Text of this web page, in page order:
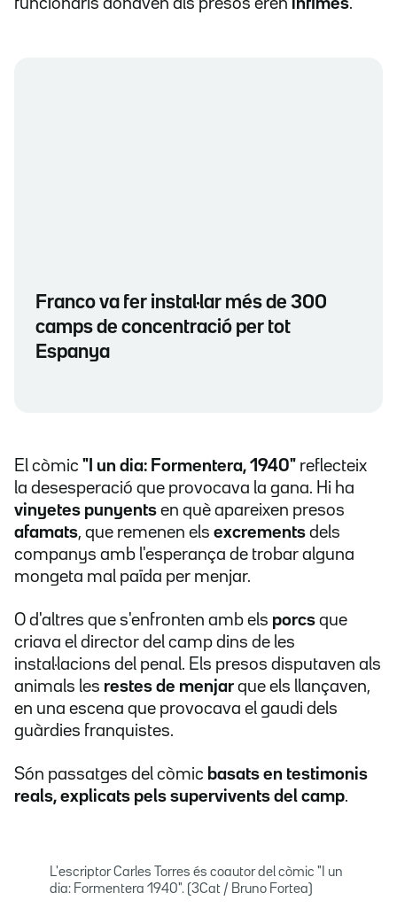
funcionaris donaven als presos eren ínfimes.
Franco va fer instal·lar més de 300
camps de concentració per tot
Espanya
El còmic "I un dia: Formentera, 1940" reflecteix
la desesperació que provocava la gana. Hi ha
vinyetes punyents en què apareixen presos
afamats, que remenen els excrements dels
companys amb l'esperança de trobar alguna
mongeta mal païda per menjar.
O d'altres que s'enfronten amb els porcs que
criava el director del camp dins de les
instal·lacions del penal. Els presos disputaven als
animals les restes de menjar que els llançaven,
en una escena que provocava el gaudi dels
guàrdies franquistes.
Són passatges del còmic basats en testimonis
reals, explicats pels supervivents del camp.
L'escriptor Carles Torres és coautor del còmic "I un
dia: Formentera 1940". (3Cat / Bruno Fortea)